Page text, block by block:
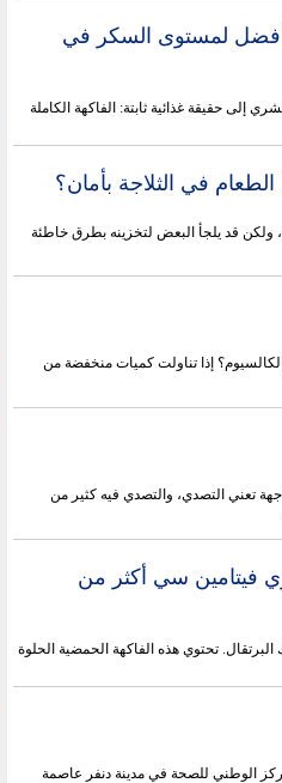
أفضل لمستوى السكر في
إلى حقيقة غذائية ثابتة: الفاكهة الكاملة
في الثلاجة بأمان؟
ولكن قد يلجأ البعض لتخزينه بطرق خاطئة
غنية بالكالسيوم؟ إذا تناولت كميات منخفضة من
والمواجهة تعني التصدي، والتصدي فيه كثير من
4 أغذية تحتوي فيتامين سي أكثر من
تحتوي هذه الفاكهة الحمضية الحلوة
الوطني للصحة في مدينة دنفر عاصمة